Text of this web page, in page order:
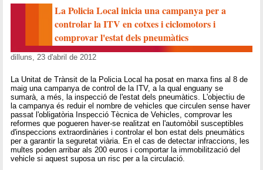
La Policia Local inicia una campanya per a
controlar la ITV en cotxes i ciclomotors i
comprovar l'estat dels pneumàtics
dilluns, 23 d'abril de 2012
La Unitat de Trànsit de la Policia Local ha posat en marxa fins al 8 de
maig una campanya de control de la ITV, a la qual enguany se
sumarà, a més, la inspecció de l'estat dels pneumàtics. L'objectiu de
la campanya és reduir el nombre de vehicles que circulen sense haver
passat l'obligatòria Inspecció Tècnica de Vehicles, comprovar les
reformes que pogueren haver-se realitzat en l'automòbil susceptibles
d'inspeccions extraordinàries i controlar el bon estat dels pneumàtics
per a garantir la seguretat viària. En el cas de detectar infraccions, les
multes poden arribar als 200 euros i comportar la immobilització del
vehicle si aquest suposa un risc per a la circulació.